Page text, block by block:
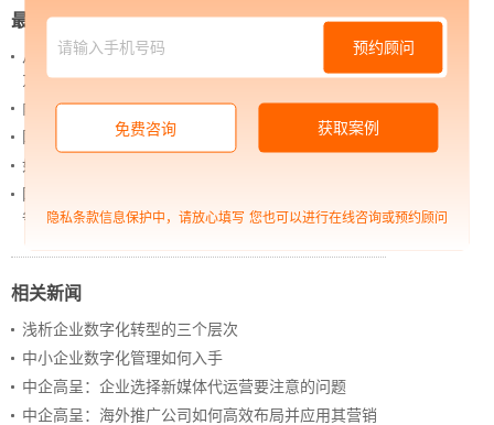
最新新闻
从 “黑神话：悟空” 的成功，看企业网站如何撬动品牌
力量
内容管理：媒体资讯网站搭建的隐藏大BOSS
网站进化的终极形态，你了解吗？
如何借助设计服务打造超级品牌？
网站上线后，如何做好运营工作，让网站持续具备竞
争力？
相关新闻
浅析企业数字化转型的三个层次
中小企业数字化管理如何入手
中企高呈：企业选择新媒体代运营要注意的问题
中企高呈：海外推广公司如何高效布局并应用其营销
预约顾问
免费咨询 获取案例
隐私条款信息保护中，请放心填写 您也可以进行在线咨询或预约顾问